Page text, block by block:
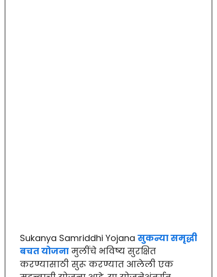
Sukanya Samriddhi Yojana सुकन्या समृद्धी
बचत योजना मुलींचे भविष्य सुरक्षित
करण्यासाठी सुरू करण्यात आलेली एक